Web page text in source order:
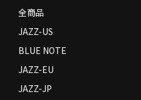
全商品
JAZZ-US
BLUE NOTE
JAZZ-EU
JAZZ-JP